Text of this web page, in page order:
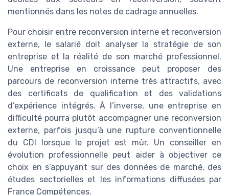
mentionnés dans les notes de cadrage annuelles.
Pour choisir entre reconversion interne et reconversion
externe, le salarié doit analyser la stratégie de son
entreprise et la réalité de son marché professionnel.
Une entreprise en croissance peut proposer des
parcours de reconversion interne très attractifs, avec
des certificats de qualification et des validations
d’expérience intégrés. À l’inverse, une entreprise en
difficulté pourra plutôt accompagner une reconversion
externe, parfois jusqu’à une rupture conventionnelle
du CDI lorsque le projet est mûr. Un conseiller en
évolution professionnelle peut aider à objectiver ce
choix en s’appuyant sur des données de marché, des
études sectorielles et les informations diffusées par
France Compétences.